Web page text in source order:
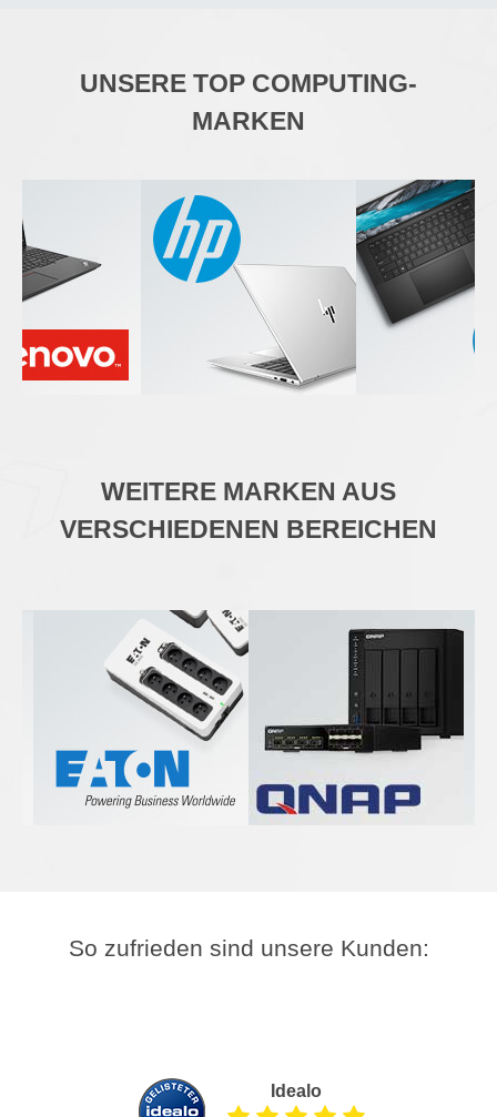
UNSERE TOP COMPUTING-
MARKEN
WEITERE MARKEN AUS
VERSCHIEDENEN BEREICHEN
So zufrieden sind unsere Kunden:
Idealo